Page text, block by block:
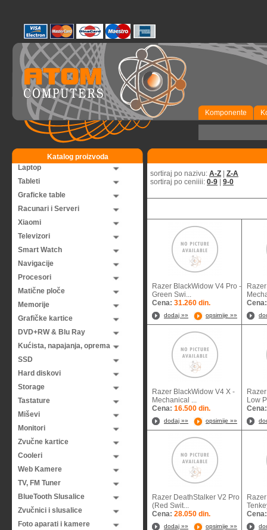
Komponente
Katalog proizvoda
Laptop
Tableti
Graficke table
Racunari i Serveri
Xiaomi
Televizori
Smart Watch
Navigacije
Procesori
Matične ploče
Memorije
Grafičke kartice
DVD+RW & Blu Ray
Kućista, napajanja, oprema
SSD
Hard diskovi
Storage
Tastature
Miševi
Monitori
Zvučne kartice
Cooleri
Web Kamere
TV, FM Tuner
BlueTooth Slusalice
Zvučnici i slusalice
Foto aparati i kamere
sortiraj po nazivu: A-Z
Z-A
sortiraj po ceniiii: 0-9 9-0
Razer BlackWidow V4 Pro -
Green Swi...
Cena: 31.260 din.
dodaj »» opsirnije »»
Razer BlackWidow V4 X -
Mechanical ...
Cena: 16.500 din.
dodaj »» opsirnije »»
Low
Razer DeathStalker V2 Pro
(Red Swit...
Cena: 28.050 din.
dodaj »» opsirnije »»